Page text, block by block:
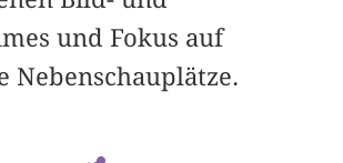
und Fokus auf
Nebenschauplätze.